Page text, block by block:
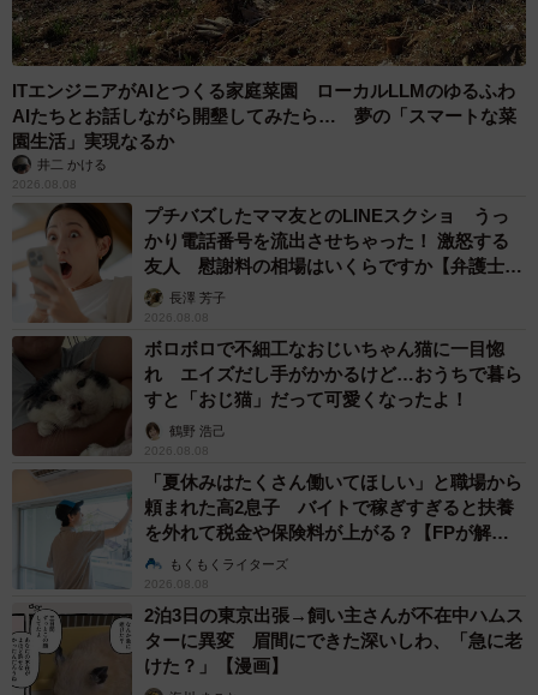
そらく寝てたんだと思います。近くに猫トイレもあるの
で、見てないうちに使ったりしてたのかもしれません」
ーーあの場所は封鎖しましたか。
「里親になって数日しか経っておらず、ゴロンは私や夫に
まだ懐いていませんし、新しい家の勝手も分かりません。
まして外に出たなんて、絶対に戻ってこれないだろうと思
いました。隠れ家はあのままにしていますが、次猫がいな
くなったら真っ先にあの場所をのぞいてみます。今のこと
ろゴロンが隠れ家を再訪してる様子はないです。少しずつ
慣れてきて、だんだんと隠れる必要がなくなっているのか
もしれませんね。」
何はともあれ外にも出ることなく、無事だったというゴロ
ンちゃん。新しいお家に早く馴染めるといいですね。
いました！！！！！
拡散してくれた方、ありがとうございました😭😭😭
pic.twitter.com/zbNxQ5iuT0
ITエンジニアがAIとつくる家庭菜園 ローカルLLMのゆるふわ
AIたちとお話しながら開墾してみたら… 夢の「スマートな菜
園生活」実現なるか
井二 かける
2026.08.08
プチバズしたママ友とのLINEスクショ うっ
かり電話番号を流出させちゃった！ 激怒する
友人 慰謝料の相場はいくらですか【弁護士が
解説】長澤 芳子
2026.08.08
ボロボロで不細工なおじいちゃん猫に一目惚
れ エイズだし手がかかるけど…おうちで暮ら
すと「おじ猫」だって可愛くなったよ！
鶴野 浩己
2026.08.08
「夏休みはたくさん働いてほしい」と職場から
頼まれた高2息子 バイトで稼ぎすぎると扶養
を外れて税金や保険料が上がる？【FPが解
説】もくもくライターズ
2026.08.08
2泊3日の東京出張→飼い主さんが不在中ハムス
ターに異変 眉間にできた深いしわ、「急に老
けた？」【漫画】